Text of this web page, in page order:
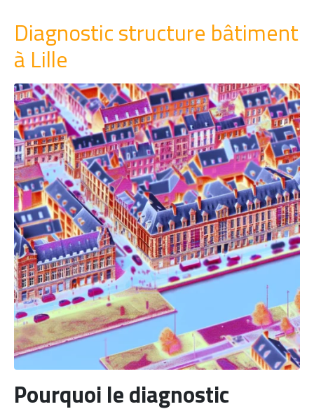
Diagnostic structure bâtiment
à Lille
Pourquoi le diagnostic